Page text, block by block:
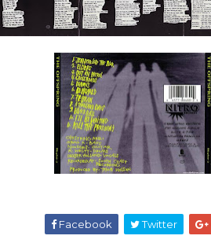
Facebook Twitter